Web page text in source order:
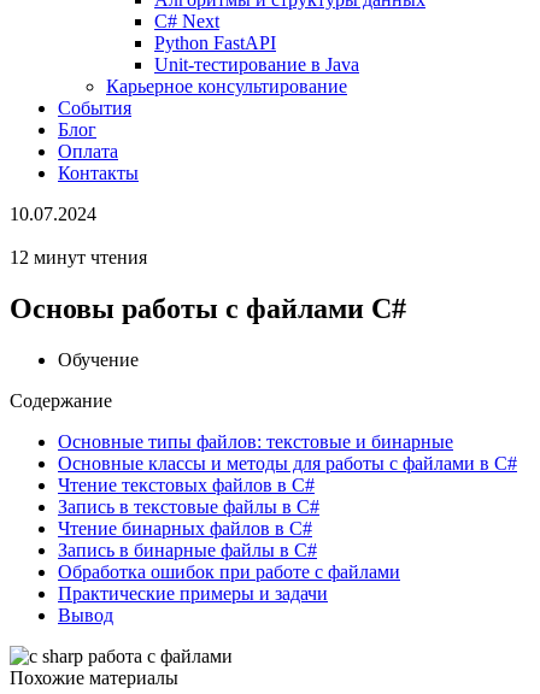
C# Next
Python FastAPI
Unit-тестирование в Java
Карьерное консультирование
События
Блог
Оплата
Контакты
10.07.2024
12 минут чтения
Основы работы с файлами C#
Обучение
Содержание
Основные типы файлов: текстовые и бинарные
Основные классы и методы для работы с файлами в C#
Чтение текстовых файлов в C#
Запись в текстовые файлы в C#
Чтение бинарных файлов в C#
Запись в бинарные файлы в C#
Обработка ошибок при работе с файлами
Практические примеры и задачи
Вывод
Похожие материалы